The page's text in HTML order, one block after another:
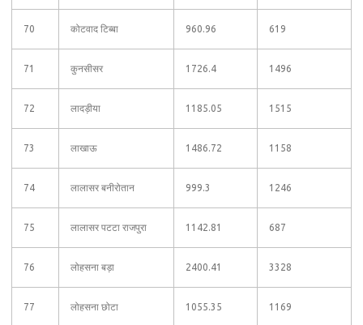
70 कोटवाद टिब्बा 960.96 619
71 कुनसीसर 1726.4 1496
72 लादड़ीया 1185.05 1515
73 लाखाऊ 1486.72 1158
74 लालासर बनीरोतान 999.3 1246
75 लालासर पटटा राजपुरा 1142.81 687
76 लोहसना बड़ा 2400.41 3328
77 लोहसना छोटा 1055.35 1169